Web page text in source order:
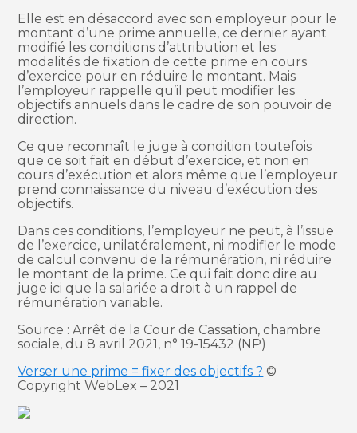
Elle est en désaccord avec son employeur pour le
montant d’une prime annuelle, ce dernier ayant
modifié les conditions d’attribution et les
modalités de fixation de cette prime en cours
d’exercice pour en réduire le montant. Mais
l’employeur rappelle qu’il peut modifier les
objectifs annuels dans le cadre de son pouvoir de
direction.
Ce que reconnaît le juge à condition toutefois
que ce soit fait en début d’exercice, et non en
cours d’exécution et alors même que l’employeur
prend connaissance du niveau d’exécution des
objectifs.
Dans ces conditions, l’employeur ne peut, à l’issue
de l’exercice, unilatéralement, ni modifier le mode
de calcul convenu de la rémunération, ni réduire
le montant de la prime. Ce qui fait donc dire au
juge ici que la salariée a droit à un rappel de
rémunération variable.
Source : Arrêt de la Cour de Cassation, chambre
sociale, du 8 avril 2021, n° 19-15432 (NP)
Verser une prime = fixer des objectifs ? ©
Copyright WebLex – 2021